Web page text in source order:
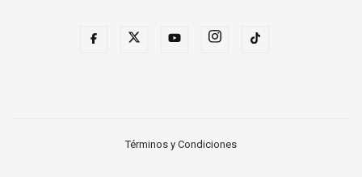
Términos y Condiciones